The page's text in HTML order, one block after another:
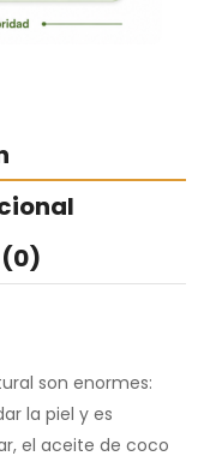
son enormes:
la piel y es
el aceite de coco